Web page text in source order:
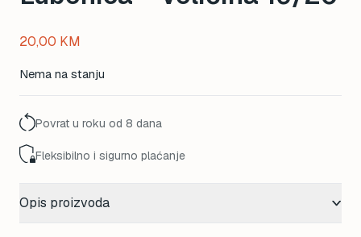
20,00 KM
Nema na stanju
Povrat u roku od 8 dana
Fleksibilno i sigurno plaćanje
Opis proizvoda